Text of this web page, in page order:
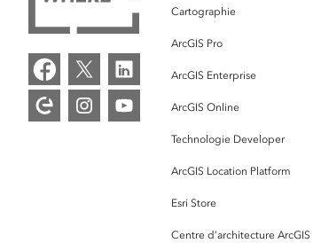
Cartographie
ArcGIS Pro
ArcGIS Enterprise
ArcGIS Online
Technologie Developer
ArcGIS Location Platform
Esri Store
Centre d’architecture ArcGIS